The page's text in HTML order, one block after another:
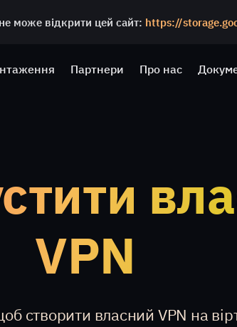
може відкрити цей сайт: https://
Партнери Про нас
VPN
створити власний VPN на